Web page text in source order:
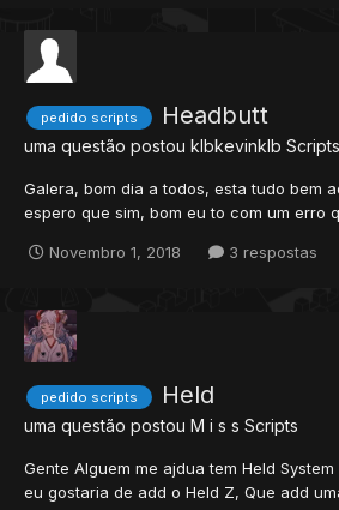
pedido scripts Headbutt
uma questão postou klbkevinklb Scripts
Galera, bom dia a todos, esta tudo bem
espero que sim, bom eu to com um erro
questao aos player que pediram, porem
Novembro 1, 2018 3 respostas
pedido scripts Held
uma questão postou M i s s Scripts
Gente Alguem me ajdua tem Held
eu gostaria de add o Held Z, Que add